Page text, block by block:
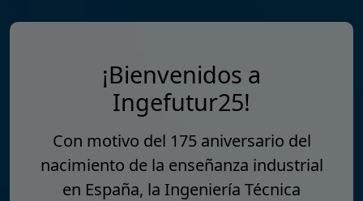
¡Bienvenidos a
Ingefutur25!
Con motivo del 175 aniversario del
nacimiento de la enseñanza industrial
en España, la Ingeniería Técnica